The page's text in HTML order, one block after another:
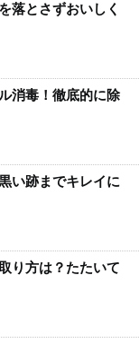
落とさずおいしく
消毒！徹底的に除
い跡までキレイに
り方は？たたいて